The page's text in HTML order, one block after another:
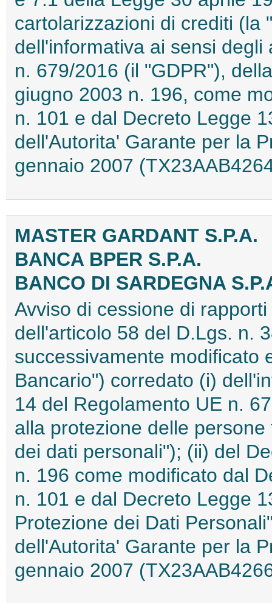
cartolarizzazioni di crediti (la
dell'informativa ai sensi
n. 679/2016 (il "GDPR"),
giugno 2003 n. 196, come
n. 101 e dal Decreto Legge
dell'Autorita' Garante per la
gennaio 2007
MASTER GARDANT S.P.A.
BANCA BPER S.P.A.
BANCO DI SARDEGNA
Avviso di cessione di
dell'articolo 58 del D.Lgs. n.
successivamente modificato
Bancario") corredato (i)
14 del Regolamento UE n.
alla protezione delle
dei dati personali"); (ii) del
n. 196 come modificato dal
n. 101 e dal Decreto Legge
Protezione dei Dati
dell'Autorita' Garante per la
gennaio 2007